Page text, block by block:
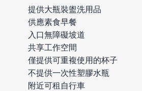
提供大瓶裝盥洗用品
供應素食早餐
入口無障礙坡道
共享工作空間
僅提供可重複使用的杯子
不提供一次性塑膠水瓶
附近可租自行車